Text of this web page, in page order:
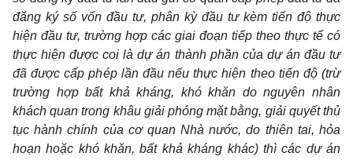
đăng ký số vốn đầu tư, phân kỳ đầu tư kèm tiến độ thực
hiện đầu tư, trường hợp các giai đoạn tiếp theo thực tế có
thực hiện được coi là dự án thành phần của dự án đầu tư
đã được cấp phép lần đầu nếu thực hiện theo tiến độ (trừ
trường hợp bất khả kháng, khó khăn do nguyên nhân
khách quan trong khâu giải phóng mặt bằng, giải quyết thủ
tục hành chính của cơ quan Nhà nước, do thiên tai, hỏa
hoạn hoặc khó khăn, bất khả kháng khác) thì các dự án